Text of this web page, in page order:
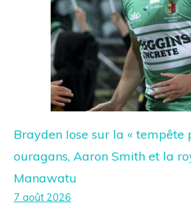
Brayden Iose sur la « tempête
ouragans, Aaron Smith et la
Manawatu
7 août 2026